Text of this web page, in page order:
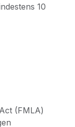
10
(FMLA)